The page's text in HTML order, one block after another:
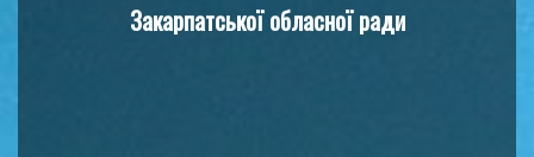
Закарпатської обласної ради